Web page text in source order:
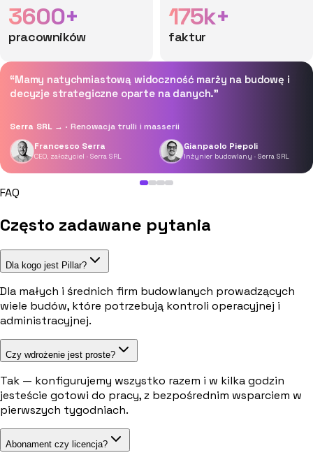
3600+
pracowników
175k+
faktur
“Mamy natychmiastową widoczność marży na budowę i
decyzje strategiczne oparte na danych.”
Serra SRL → · Renowacja trulli i masserii
Francesco Serra
CEO, założyciel · Serra SRL
Gianpaolo Piepoli
Inżynier budowlany · Serra SRL
FAQ
Często zadawane pytania
Dla kogo jest Pillar?
Dla małych i średnich firm budowlanych prowadzących
wiele budów, które potrzebują kontroli operacyjnej i
administracyjnej.
Czy wdrożenie jest proste?
Tak — konfigurujemy wszystko razem i w kilka godzin
jesteście gotowi do pracy, z bezpośrednim wsparciem w
pierwszych tygodniach.
Abonament czy licencja?